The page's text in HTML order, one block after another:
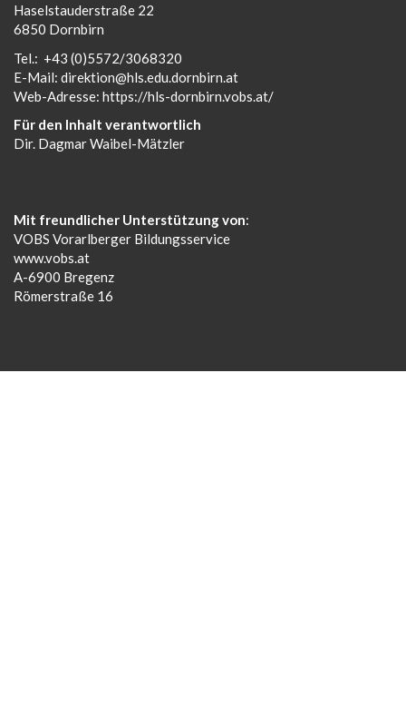
Haselstauderstraße 22
6850 Dornbirn
Tel.: +43 (0)5572/3068320
E-Mail: direktion@hls.edu.dornbirn.at
Web-Adresse: https://hls-dornbirn.vobs.at/
Für den Inhalt verantwortlich
Dir. Dagmar Waibel-Mätzler
Mit freundlicher Unterstützung von:
VOBS Vorarlberger Bildungsservice
www.vobs.at
A-6900 Bregenz
Römerstraße 16